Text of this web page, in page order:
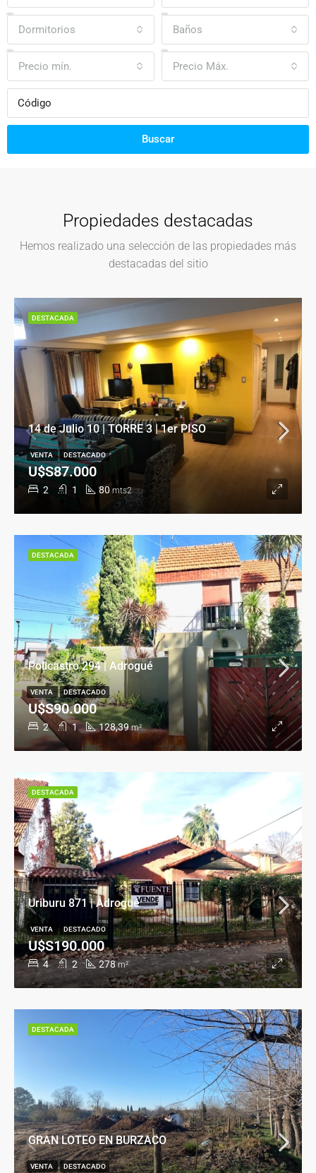
Dormitorios Baños
Precio mín. Precio Máx.
Buscar
Propiedades destacadas
Hemos realizado una selección de las propiedades más
destacadas del sitio
14 de Julio 10 | TORRE 3 | 1er PISO
2 1 80 mts2
U$S87.000
VENTA DESTACADO
DESTACADA
Policastro 294 | Adrogué
2 1 128,39 m²
U$S90.000
VENTA DESTACADO
DESTACADA
Uriburu 871 | Adrogué
4 2 278 m²
U$S190.000
VENTA DESTACADO
DESTACADA
GRAN LOTEO EN BURZACO
VENTA DESTACADO
DESTACADA